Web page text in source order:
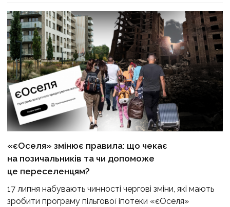
«єОселя» змінює правила: що чекає
на позичальників та чи допоможе
це переселенцям?
17 липня набувають чинності чергові зміни, які мають
зробити програму пільгової іпотеки «єОселя»